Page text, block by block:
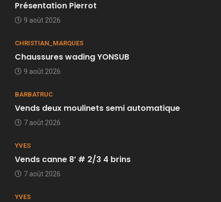
Présentation Pierrot
9 août 2026
CHRISTIAN_MARQUES
Chaussures wading YONSUB
9 août 2026
BARBATRUC
Vends deux moulinets semi automatique
7 août 2026
YVES
Vends canne 8’ # 2/3 4 brins
7 août 2026
YVES